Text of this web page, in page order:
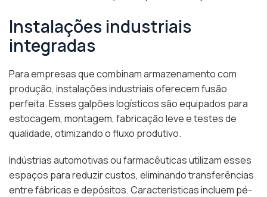
Instalações industriais
integradas
Para empresas que combinam armazenamento com
produção, instalações industriais oferecem fusão
perfeita. Esses galpões logísticos são equipados para
estocagem, montagem, fabricação leve e testes de
qualidade, otimizando o fluxo produtivo.
Indústrias automotivas ou farmacêuticas utilizam esses
espaços para reduzir custos, eliminando transferências
entre fábricas e depósitos. Características incluem pé-